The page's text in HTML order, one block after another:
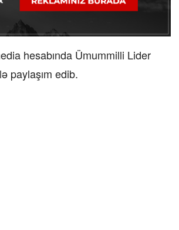
hesabında Ümummilli Lider
paylaşım edib.